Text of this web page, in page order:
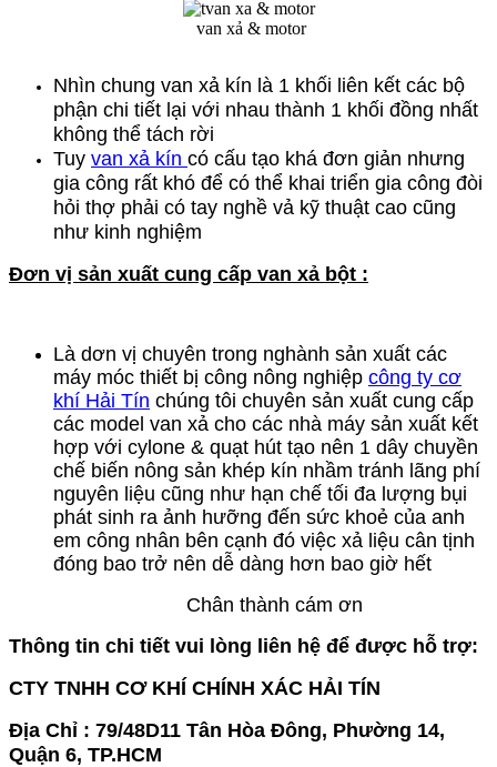
van xả & motor
Nhìn chung van xả kín là 1 khối liên kết các bộ
phận chi tiết lại với nhau thành 1 khối đồng nhất
không thể tách rời
Tuy van xả kín có cấu tạo khá đơn giản nhưng
gia công rất khó để có thể khai triển gia công đòi
hỏi thợ phải có tay nghề vả kỹ thuật cao cũng
như kinh nghiệm
​Đơn vị sản xuất cung cấp van xả bột :
Là dơn vị chuyên trong nghành sản xuất các
máy móc thiết bị công nông nghiệp công ty cơ
khí Hải Tín chúng tôi chuyên sản xuất cung cấp
các model van xả cho các nhà máy sản xuất kết
hợp với cylone & quạt hút tạo nên 1 dây chuyền
chế biến nông sản khép kín nhầm tránh lãng phí
nguyên liệu cũng như hạn chế tối đa lượng bụi
phát sinh ra ảnh hưỡng đến sức khoẻ của anh
em công nhân bên cạnh đó việc xả liệu cân tịnh
đóng bao trở nên dễ dàng hơn bao giờ hết
​Chân thành cám ơn
Thông tin chi tiết vui lòng liên hệ để được hỗ trợ:
CTY TNHH CƠ KHÍ CHÍNH XÁC HẢI TÍN
Địa Chỉ : 79/48D11 Tân Hòa Đông, Phường 14,
Quận 6, TP.HCM